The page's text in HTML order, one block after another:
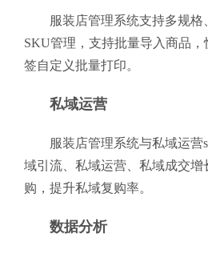
服装店管理系统支持多规格
SKU管理，支持批量导入商品
签自定义批量打印。
私域运营
服装店管理系统与私域运营
域引流、私域运营、私域成交增
购，提升私域复购率。
数据分析